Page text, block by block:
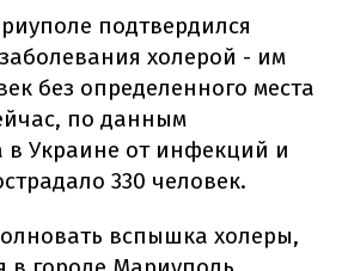
подтвердился
холерой - им
без определенного места
по данным
в Украине от инфекций и
330 человек.
вспышка холеры,